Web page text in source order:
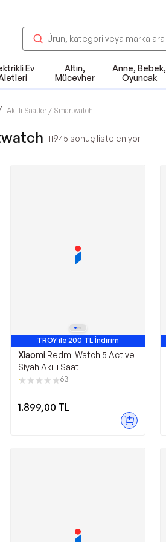
Ev
Altın,
Mücevher
Anne, Bebek,
Oyuncak
Akıllı Saatler / Smartwatch
11945 sonuç listeleniyor
TROY ile 200 TL İndirim
En Çok Satan 1. Ürün
Xiaomi Redmi Watch 5 Active
Siyah Akıllı Saat
63
1.899,00 TL